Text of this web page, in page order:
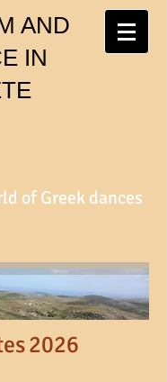
AND
IN
of Greek dances
2026